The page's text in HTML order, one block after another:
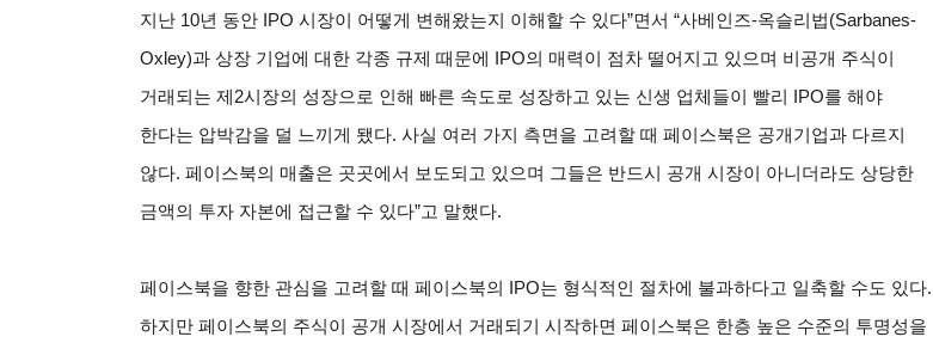
지난 10년 동안 IPO 시장이 어떻게 변해왔는지 이해할 수 있다”면서 “사베인즈-옥슬리법(Sarbanes-
Oxley)과 상장 기업에 대한 각종 규제 때문에 IPO의 매력이 점차 떨어지고 있으며 비공개 주식이
거래되는 제2시장의 성장으로 인해 빠른 속도로 성장하고 있는 신생 업체들이 빨리 IPO를 해야
한다는 압박감을 덜 느끼게 됐다. 사실 여러 가지 측면을 고려할 때 페이스북은 공개기업과 다르지
않다. 페이스북의 매출은 곳곳에서 보도되고 있으며 그들은 반드시 공개 시장이 아니더라도 상당한
금액의 투자 자본에 접근할 수 있다”고 말했다.
페이스북을 향한 관심을 고려할 때 페이스북의 IPO는 형식적인 절차에 불과하다고 일축할 수도 있다.
하지만 페이스북의 주식이 공개 시장에서 거래되기 시작하면 페이스북은 한층 높은 수준의 투명성을